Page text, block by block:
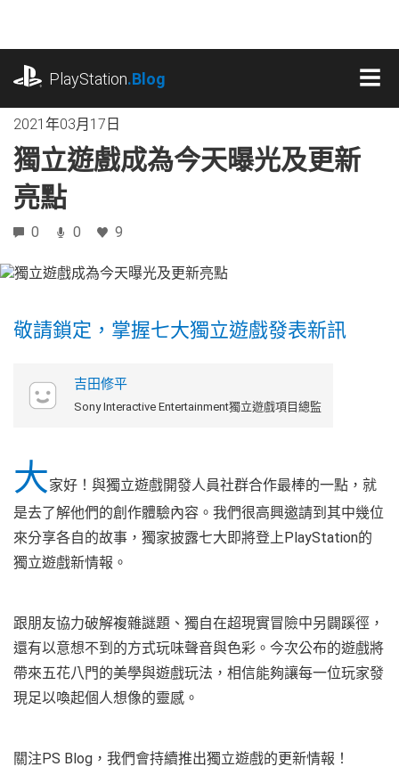
內
PlayStation.Blog
2021年03月17日
獨立遊戲成為今天曝光及更新
亮點
0 0 9
敬請鎖定，掌握七大獨立遊戲發表新訊
吉田修平
Sony Interactive Entertainment獨立遊戲項目總監
大家好！與獨立遊戲開發人員社群合作最棒的一點，就
是去了解他們的創作體驗內容。我們很高興邀請到其中幾位
來分享各自的故事，獨家披露七大即將登上PlayStation的
獨立遊戲新情報。
跟朋友協力破解複雜謎題、獨自在超現實冒險中另闢蹊徑，
還有以意想不到的方式玩味聲音與色彩。今次公布的遊戲將
帶來五花八門的美學與遊戲玩法，相信能夠讓每一位玩家發
現足以喚起個人想像的靈感。
關注PS Blog，我們會持續推出獨立遊戲的更新情報！